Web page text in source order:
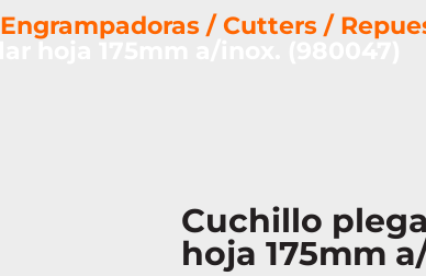
Engrampadoras / Cutters /
Cuchillo
hoja 175mm